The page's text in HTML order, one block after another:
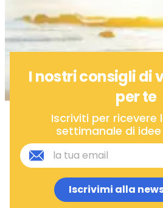
I nostri consigli di
per te
Iscriviti per ricevere
settimanale di
Iscrivimi alla